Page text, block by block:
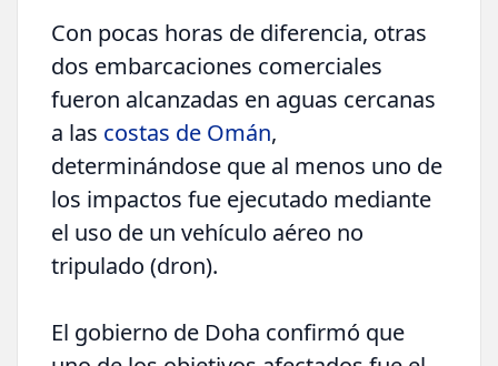
Con pocas horas de diferencia, otras
dos embarcaciones comerciales
fueron alcanzadas en aguas cercanas
a las costas de Omán,
determinándose que al menos uno de
los impactos fue ejecutado mediante
el uso de un vehículo aéreo no
tripulado (dron).
El gobierno de Doha confirmó que